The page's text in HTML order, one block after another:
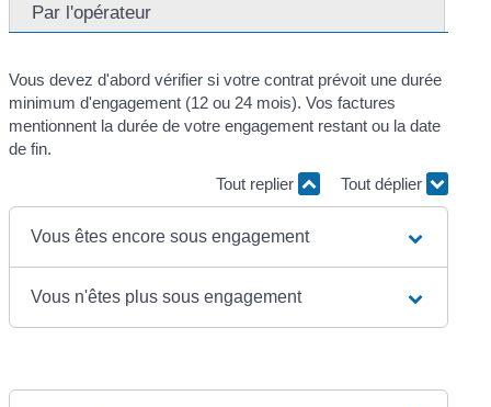
Par l'opérateur
Vous devez d'abord vérifier si votre contrat prévoit une durée
minimum d'engagement (12 ou 24 mois). Vos factures
mentionnent la durée de votre engagement restant ou la date
de fin.
Tout replier
Tout déplier
Vous êtes encore sous engagement
Vous n'êtes plus sous engagement